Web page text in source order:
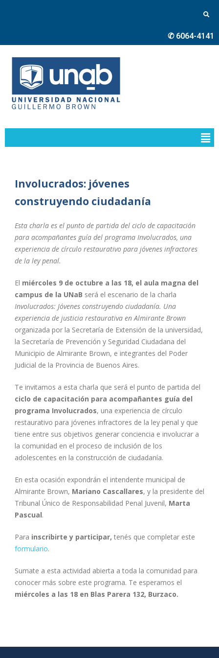
✆ 6064-4141
Involucrados: jóvenes
construyendo ciudadanía
Esta charla es el punto de partida del ciclo de capacitación
para acompañantes guía del programa Involucrados, una
experiencia de círculo restaurativo para jóvenes infractores
de la ley penal.
El miércoles 9 de octubre a las 18, el aula magna del
campus de la UNaB será el escenario de la charla
Involucrados: Jóvenes construyendo ciudadanía. Una
experiencia de justicia restaurativa en Almirante Brown
organizada por la Secretaría de Extensión de la universidad,
la Secretaría de Prevención y Seguridad Ciudadana del
Municipio de Almirante Brown, e integrantes del Poder
Judicial de la Provincia de Buenos Aires.
Te invitamos a esta charla que será el punto de partida del
ciclo de capacitación para acompañantes guía del
programa Involucrados, una experiencia de círculo
restaurativo para jóvenes infractores de la ley penal y que
tiene entre sus objetivos generar conciencia e involucrar a
la comunidad en el proceso de inclusión de los
adolescentes en la construcción de ciudadanía.
En esta ocasión expondrán el intendente municipal de
Almirante Brown, Mariano Cascallares, y la presidente del
Tribunal Único de Responsabilidad Penal Juvenil, Marta
Pascual.
Para inscribirte y participar, tenés que completar este
formulario.
Sumate a esta actividad abierta a toda la comunidad para
conocer más sobre este programa. Te esperamos el
miércoles a las 18 en Blas Parera 132, Burzaco.